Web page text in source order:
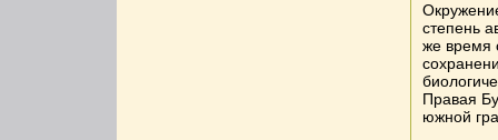
степень
же время
Правая
южной